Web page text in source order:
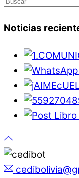
Noticias